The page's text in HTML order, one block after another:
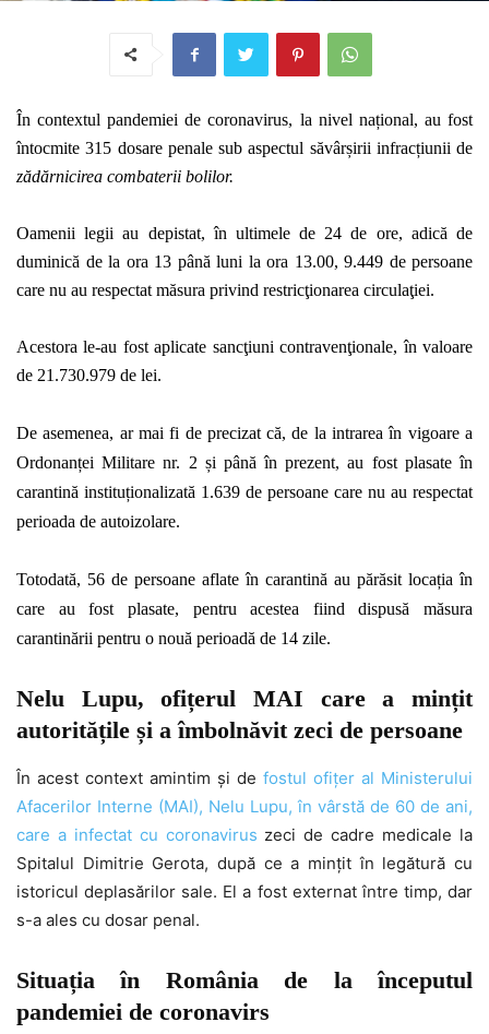
În contextul pandemiei de coronavirus, la nivel național, au fost
întocmite 315 dosare penale sub aspectul săvârșirii infracțiunii de
zădărnicirea combaterii bolilor.
Oamenii legii au depistat, în ultimele de 24 de ore, adică de
duminică de la ora 13 până luni la ora 13.00, 9.449 de persoane
care nu au respectat măsura privind restricţionarea circulaţiei.
Acestora le-au fost aplicate sancţiuni contravenţionale, în valoare
de 21.730.979 de lei.
De asemenea, ar mai fi de precizat că, de la intrarea în vigoare a
Ordonanței Militare nr. 2 și până în prezent, au fost plasate în
carantină instituționalizată 1.639 de persoane care nu au respectat
perioada de autoizolare.
Totodată, 56 de persoane aflate în carantină au părăsit locația în
care au fost plasate, pentru acestea fiind dispusă măsura
carantinării pentru o nouă perioadă de 14 zile.
Nelu Lupu, ofițerul MAI care a mințit
autoritățile și a îmbolnăvit zeci de persoane
În acest context amintim și de fostul ofițer al Ministerului
Afacerilor Interne (MAI), Nelu Lupu,în vârstă de 60 de ani,
care a infectat cu coronavirus zeci de cadre medicale la
Spitalul Dimitrie Gerota, după ce a mințit în legătură cu
istoricul deplasărilor sale. El a fost externat între timp, dar
s-a ales cu dosar penal.
Situația în România de la începutul
pandemiei de coronavirs